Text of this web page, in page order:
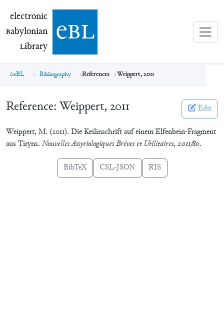
electronic Babylonian Library (eBL)
electronic
Babylonian
Library ebl
eBL Bibliography References Weippert, 2011
Reference: Weippert, 2011 Edit
Weippert, M. (2011). Die Keilinschrift auf einem Elfenbein-Fragment
aus Tiryns. Nouvelles Assyriologiques Brèves et Utilitaires,2011/80.
BibTeX CSL-JSON RIS